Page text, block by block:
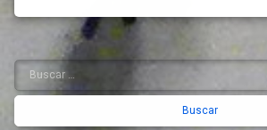
Laboral
Pobreza
Pobreza
Severa
Emergencia
Sanitaria
Empleo
Empresas
De
Barra
lateral
Buscar: